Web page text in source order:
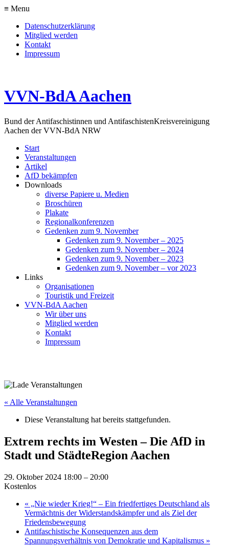
≡ Menu
Datenschutzerklärung
Mitglied werden
Kontakt
Impressum
VVN-BdA Aachen
Bund der Antifaschistinnen und AntifaschistenKreisvereinigung
Aachen der VVN-BdA NRW
Start
Veranstaltungen
Artikel
AfD bekämpfen
Downloads
diverse Papiere u. Medien
Broschüren
Plakate
Regionalkonferenzen
Gedenken zum 9. November
Gedenken zum 9. November – 2025
Gedenken zum 9. November – 2024
Gedenken zum 9. November – 2023
Gedenken zum 9. November – vor 2023
Links
Organisationen
Touristik und Freizeit
VVN-BdA Aachen
Wir über uns
Mitglied werden
Kontakt
Impressum
« Alle Veranstaltungen
Diese Veranstaltung hat bereits stattgefunden.
Extrem rechts im Westen – Die AfD in
Stadt und StädteRegion Aachen
29. Oktober 2024 18:00 – 20:00
Kostenlos
« „Nie wieder Krieg!“ – Ein friedfertiges Deutschland als
Vermächtnis der Widerstandskämpfer und als Ziel der
Friedensbewegung
Antifaschistische Konsequenzen aus dem
Spannungsverhältnis von Demokratie und Kapitalismus »